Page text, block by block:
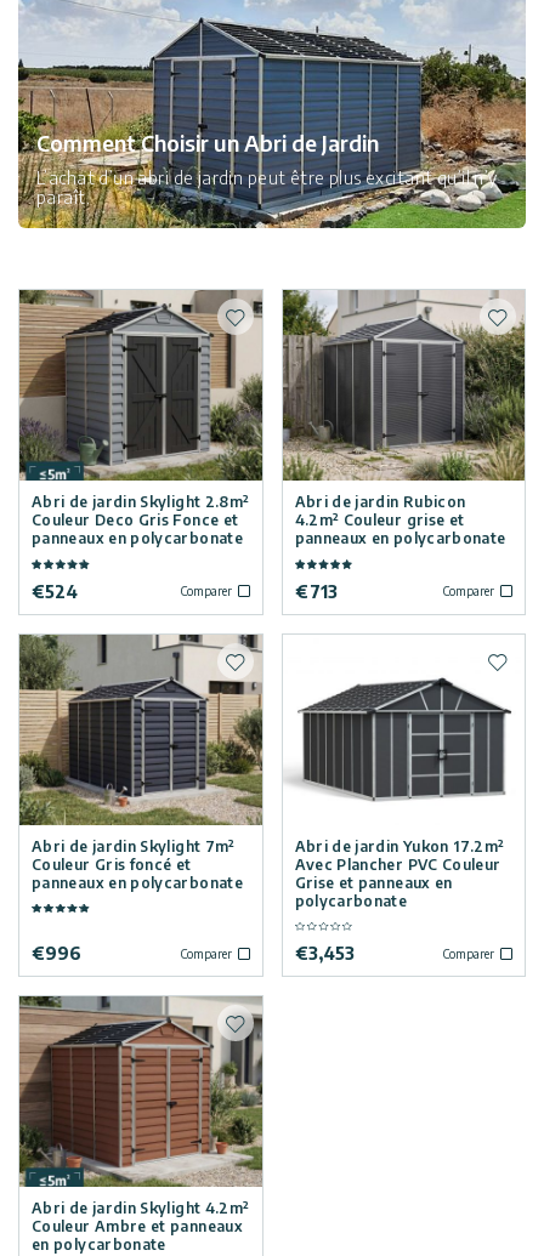
Comment Choisir un Abri de Jardin
L’achat d’un abri de jardin peut être plus excitant qu’il n’y
paraît.
Abri de jardin Skylight 2.8m²
Couleur Deco Gris Fonce et
panneaux en polycarbonate
€524 Comparer
Ajouter à la liste de souhaits
Abri de jardin Rubicon
4.2m² Couleur grise et
panneaux en polycarbonate
€713 Comparer
Abri de jardin Skylight 7m²
Couleur Gris foncé et
panneaux en polycarbonate
€996 Comparer
Ajouter à la liste de souhaits
Abri de jardin Yukon 17.2m²
Avec Plancher PVC Couleur
Grise et panneaux en
polycarbonate
€3,453 Comparer
Abri de jardin Skylight 4.2m²
Couleur Ambre et panneaux
en polycarbonate
Ajouter à la liste de souhaits